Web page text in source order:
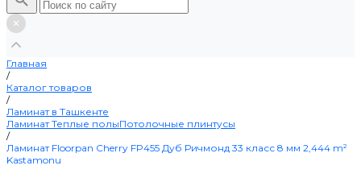
Главная
/
Каталог товаров
/
Ламинат в Ташкенте
ЛаминатТеплые полыПотолочные плинтусы
/
Ламинат Floorpan Cherry FP455 Дуб Ричмонд 33 класс 8 мм 2,444 m²
Kastamonu